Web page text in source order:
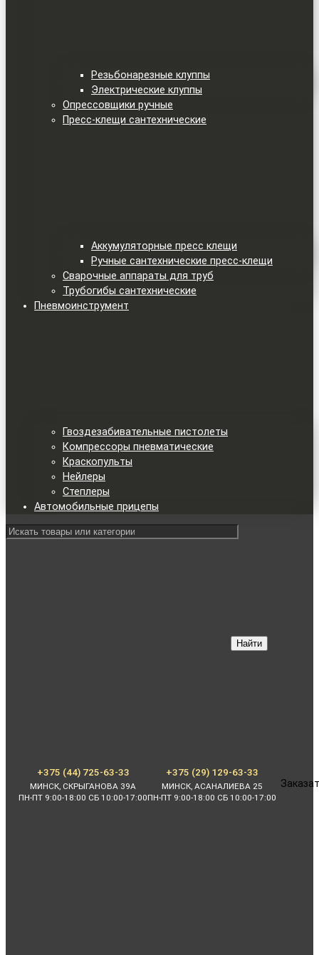
Резьбонарезные клуппы
Электрические клуппы
Опрессовщики ручные
Пресс-клещи сантехнические
Аккумуляторные пресс клещи
Ручные сантехнические пресс-клещи
Сварочные аппараты для труб
Трубогибы сантехнические
Пневмоинструмент
Гвоздезабивательные пистолеты
Компрессоры пневматические
Краскопульты
Нейлеры
Степлеры
Автомобильные прицепы
Найти
+375 (44) 725-63-33
МИНСК, СКРЫГАНОВА 39А
ПН-ПТ 9:00-18:00 СБ 10:00-17:00
+375 (29) 129-63-33
МИНСК, АСАНАЛИЕВА 25
ПН-ПТ 9:00-18:00 СБ 10:00-17:00